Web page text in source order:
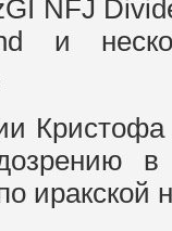
NFJ
и
иракской